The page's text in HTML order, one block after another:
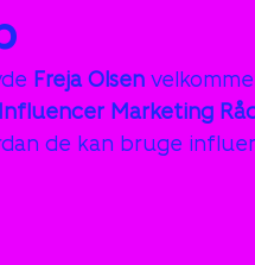
Freja Olsen
Influencer Marketing
de kan bruge